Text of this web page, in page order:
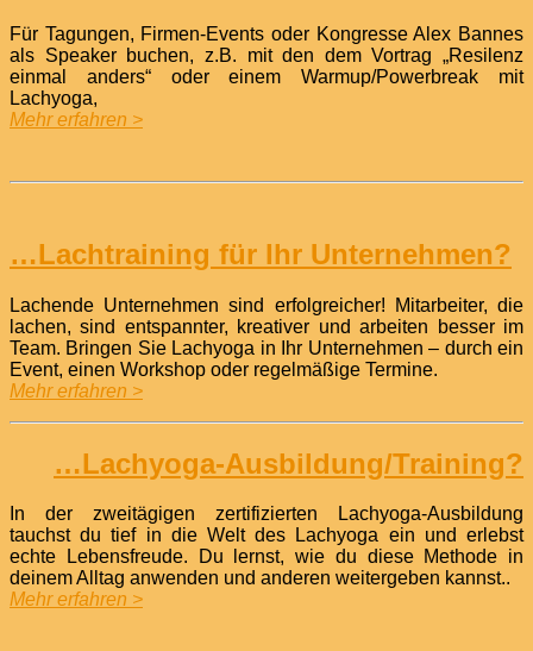
Für Tagungen, Firmen-Events oder Kongresse Alex Bannes
als Speaker buchen, z.B. mit den dem Vortrag „Resilenz
einmal anders“ oder einem Warmup/Powerbreak mit
Lachyoga,
Mehr erfahren >
…Lachtraining für Ihr Unternehmen?
Lachende Unternehmen sind erfolgreicher! Mitarbeiter, die
lachen, sind entspannter, kreativer und arbeiten besser im
Team. Bringen Sie Lachyoga in Ihr Unternehmen – durch ein
Event, einen Workshop oder regelmäßige Termine.
Mehr erfahren >
…Lachyoga-Ausbildung/Training?
In der zweitägigen zertifizierten Lachyoga-Ausbildung
tauchst du tief in die Welt des Lachyoga ein und erlebst
echte Lebensfreude. Du lernst, wie du diese Methode in
deinem Alltag anwenden und anderen weitergeben kannst..
Mehr erfahren >